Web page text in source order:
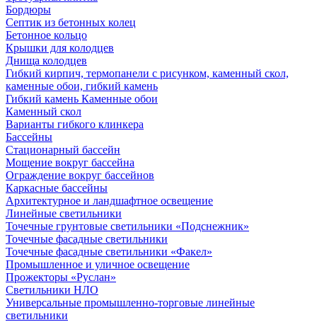
Бордюры
Септик из бетонных колец
Бетонное кольцо
Крышки для колодцев
Днища колодцев
Гибкий кирпич, термопанели с рисунком, каменный скол,
каменные обои, гибкий камень
Гибкий камень Каменные обои
Каменный скол
Варианты гибкого клинкера
Бассейны
Стационарный бассейн
Мощение вокруг бассейна
Ограждение вокруг бассейнов
Каркасные бассейны
Архитектурное и ландшафтное освещение
Линейные светильники
Точечные грунтовые светильники «Подснежник»
Точечные фасадные светильники
Точечные фасадные светильники «Факел»
Промышленное и уличное освещение
Прожекторы «Руслан»
Светильники НЛО
Универсальные промышленно-торговые линейные
светильники